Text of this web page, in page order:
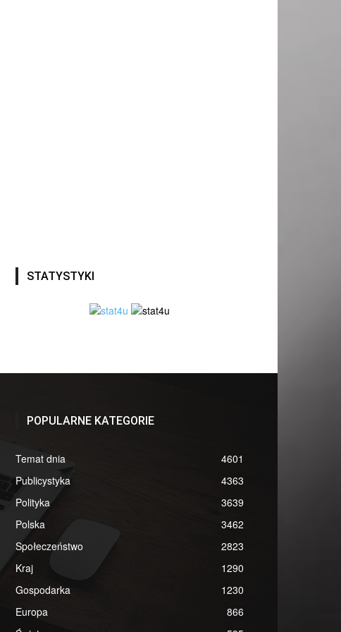
STATYSTYKI
POPULARNE KATEGORIE
Temat dnia
4601
Publicystyka
4363
Polityka
3639
Polska
3462
Społeczeństwo
2823
Kraj
1290
Gospodarka
1230
Europa
866